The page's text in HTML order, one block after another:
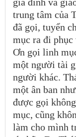
gia đình và
trung tâm của
đã gọi, tuyển
mục ra đi phục
Ơn gọi linh
một người tài
người khác.
một ân ban
được gọi
mục, cũng
làm cho mình